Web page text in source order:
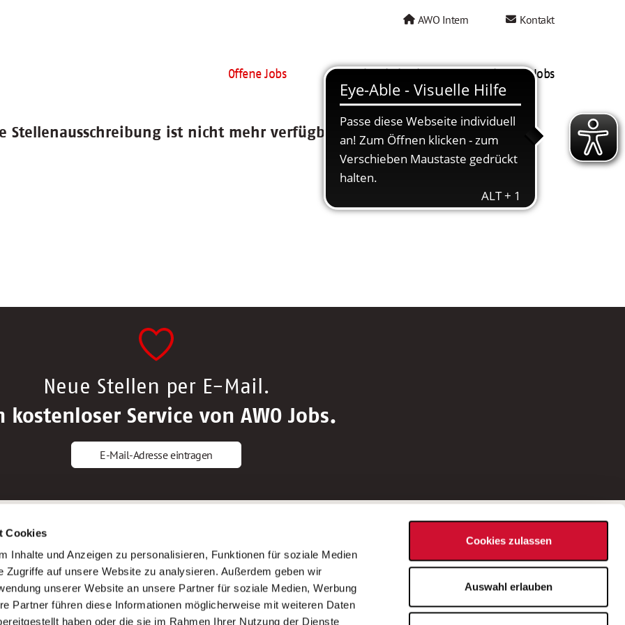
Cookies
Inhalte und Anzeigen zu personalisieren, Funktionen für soziale Medien
Zugriffe auf unsere Website zu analysieren. Außerdem geben wir
unserer Website an unsere Partner für soziale Medien, Werbung
Partner führen diese Informationen möglicherweise mit weiteren Daten
haben oder die sie im Rahmen Ihrer Nutzung der Dienste
Cookies zulassen
Auswahl erlauben
AWO Intern Kontakt
Offene Jobs AWO als Arbeitgeber Mein AWO Jobs
Stellenausschreibung ist nicht mehr verfügbar.
Neue Stellen per E-Mail.
kostenloser Service von AWO Jobs.
E-Mail-Adresse eintragen
Altenpfleger*in
Krankenpfleger*in
Altenpflegehelfer*in
Erzieher*in
AWO Gliederungen nach Bundesland
Stellenangebote nach Bundesländern
Sitemap
Impressum
Datenschutz
Bei Fragen zu einer Stellenausschreibung
wenden Sie sich bitte an die*den in der
Stellenausschreibung genannte*n